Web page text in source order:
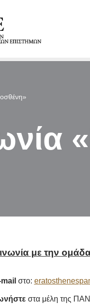
με την
στο:
στα μέλη της